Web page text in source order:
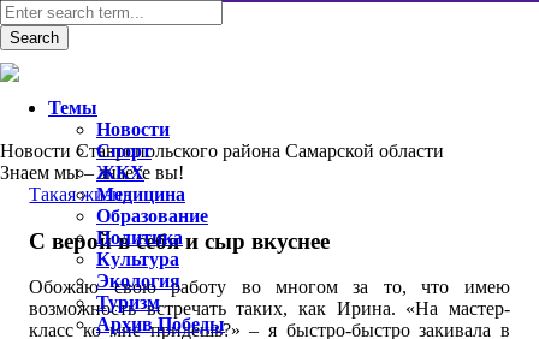
Новости Ставропольского района Самарской области
Знаем мы – знаете вы!
Такая жизнь
С верой в себя и сыр вкуснее
Обожаю свою работу во многом за то, что имею
возможность встречать таких, как Ирина. «На мастер-
класс ко мне придешь?» – я быстро-быстро закивала в
Темы
Новости
Спорт
ЖКХ
Медицина
Образование
Политика
Культура
Экология
Туризм
Архив Победы